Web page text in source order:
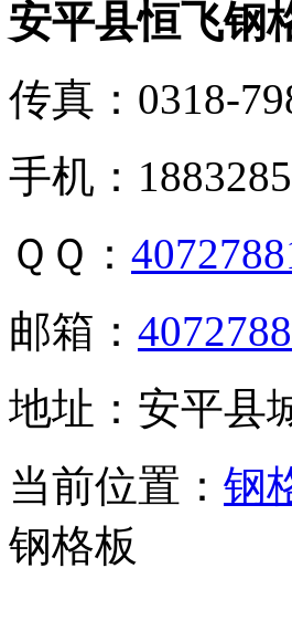
安平县恒飞钢
传真：0318-
手机：
ＱＱ：
邮箱：
地址：安平县
当前位置： 钢
钢格板